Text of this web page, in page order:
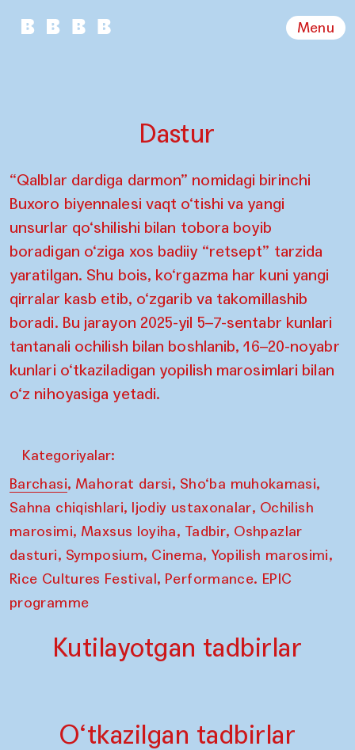
Menu
Dastur
“Qalblar dardiga darmon” nomidagi birinchi
Buxoro biyennalesi vaqt o‘tishi va yangi
unsurlar qo‘shilishi bilan tobora boyib
boradigan o‘ziga xos badiiy “retsept” tarzida
yaratilgan. Shu bois, ko‘rgazma har kuni yangi
qirralar kasb etib, o‘zgarib va takomillashib
boradi. Bu jarayon 2025-yil 5–7-sentabr kunlari
tantanali ochilish bilan boshlanib, 16–20-noyabr
kunlari o‘tkaziladigan yopilish marosimlari bilan
o‘z nihoyasiga yetadi.
Kategoriyalar:
Barchasi, Mahorat darsi, Sho‘ba muhokamasi,
Sahna chiqishlari, Ijodiy ustaxonalar, Ochilish
marosimi, Maxsus loyiha, Tadbir, Oshpazlar
dasturi, Symposium, Cinema, Yopilish marosimi,
Rice Cultures Festival, Performance. EPIC
programme
Kutilayotgan tadbirlar
O‘tkazilgan tadbirlar